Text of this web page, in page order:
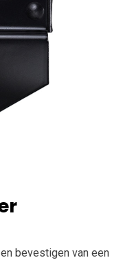
bevestigen van een